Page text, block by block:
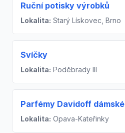
Ruční potisky výrobků
Lokalita: Starý Lískovec, Brno
Svíčky
Lokalita: Poděbrady III
Parfémy Davidoff dámské
Lokalita: Opava-Kateřinky